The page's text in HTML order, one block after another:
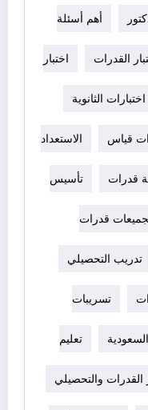
أهم أسئلة
القدرات اختبار
اختبارات الثانوية
قياس الاستعداد
قدرات تأسيس
قدرات
تدريب التحصيلي
تسريبات
تعليم
القدرات والتحصيلي